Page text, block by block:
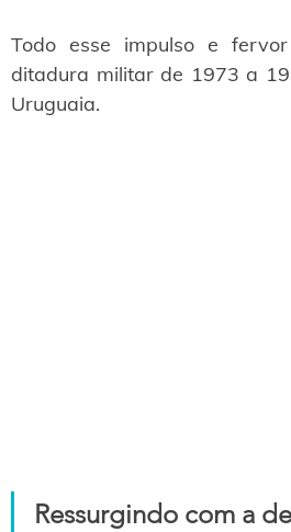
Todo esse impulso e
ditadura militar de 1973 a
Uruguaia.
Ressurgindo com a